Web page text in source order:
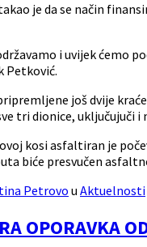
je da se način
i uvijek ćemo
Petković.
još dvije
tri dionice, uključujuči i
kosi asfaltiran je
biće presvučen
Petrovou Aktuelnosti
OPORAVKA